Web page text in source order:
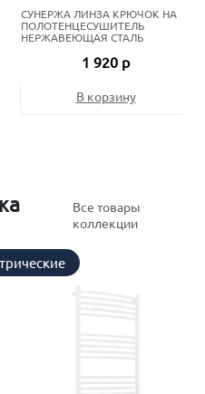
СУНЕРЖА ЛИНЗА КРЮЧОК НА
ПОЛОТЕНЦЕСУШИТЕЛЬ
НЕРЖАВЕЮЩАЯ СТАЛЬ
1 920 р
В корзину
Все товары
коллекции